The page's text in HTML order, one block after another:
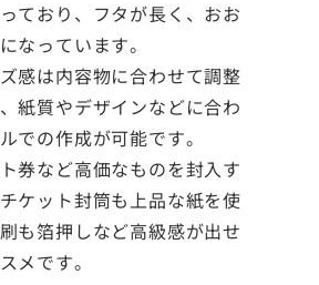
ており、フタが長く、おお
なっています。
感は内容物に合わせて調整
紙質やデザインなどに合わ
での作成が可能です。
券など高価なものを封入す
ケット封筒も上品な紙を使
も箔押しなど高級感が出せ
メです。